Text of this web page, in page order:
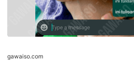
gawaiso.com